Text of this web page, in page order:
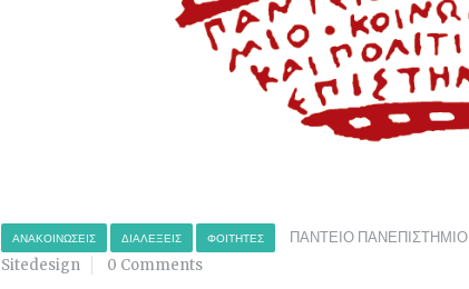
ΑΝΑΚΟΙΝΏΣΕΙΣ ΔΙΑΛΈΞΕΙΣ ΦΟΙΤΗΤΈΣ ΠΑΝΤΕΙΟ ΠΑΝΕΠΙΣΤΗΜΙΟ
Sitedesign
0 Comments